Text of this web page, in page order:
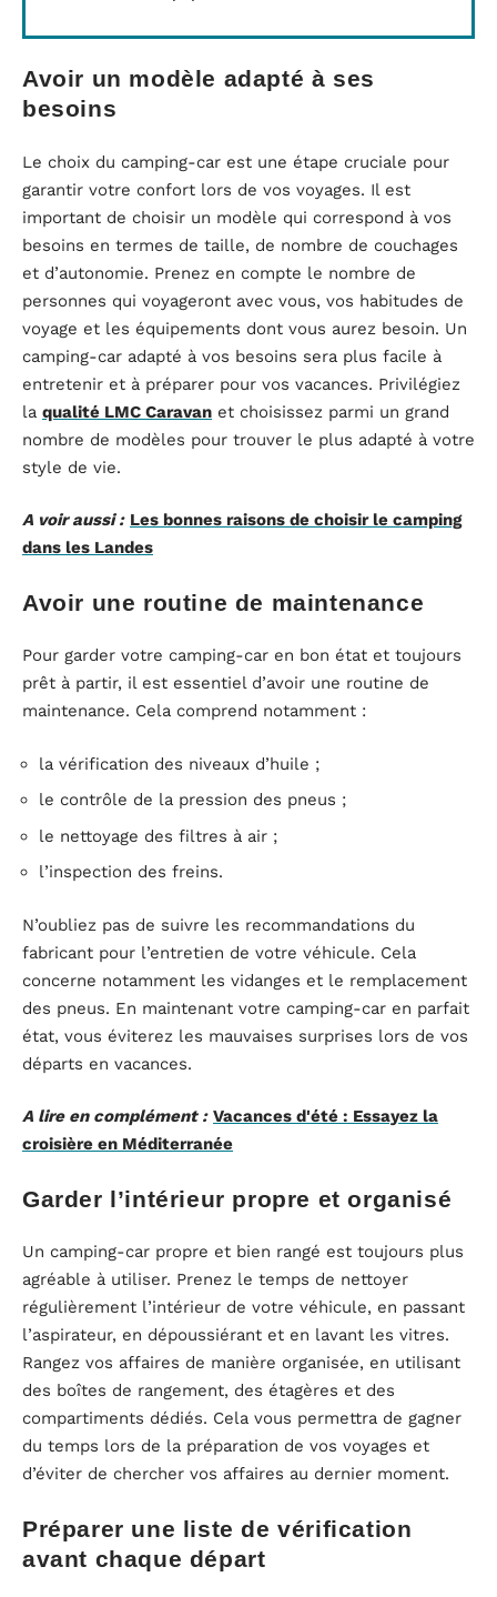
Avoir un modèle adapté à ses
besoins
Le choix du camping-car est une étape cruciale pour
garantir votre confort lors de vos voyages. Il est
important de choisir un modèle qui correspond à vos
besoins en termes de taille, de nombre de couchages
et d’autonomie. Prenez en compte le nombre de
personnes qui voyageront avec vous, vos habitudes de
voyage et les équipements dont vous aurez besoin. Un
camping-car adapté à vos besoins sera plus facile à
entretenir et à préparer pour vos vacances. Privilégiez
la qualité LMC Caravan et choisissez parmi un grand
nombre de modèles pour trouver le plus adapté à votre
style de vie.
A voir aussi : Les bonnes raisons de choisir le camping
dans les Landes
Avoir une routine de maintenance
Pour garder votre camping-car en bon état et toujours
prêt à partir, il est essentiel d’avoir une routine de
maintenance. Cela comprend notamment :
la vérification des niveaux d’huile ;
le contrôle de la pression des pneus ;
le nettoyage des filtres à air ;
l’inspection des freins.
N’oubliez pas de suivre les recommandations du
fabricant pour l’entretien de votre véhicule. Cela
concerne notamment les vidanges et le remplacement
des pneus. En maintenant votre camping-car en parfait
état, vous éviterez les mauvaises surprises lors de vos
départs en vacances.
A lire en complément : Vacances d'été : Essayez la
croisière en Méditerranée
Garder l’intérieur propre et organisé
Un camping-car propre et bien rangé est toujours plus
agréable à utiliser. Prenez le temps de nettoyer
régulièrement l’intérieur de votre véhicule, en passant
l’aspirateur, en dépoussiérant et en lavant les vitres.
Rangez vos affaires de manière organisée, en utilisant
des boîtes de rangement, des étagères et des
compartiments dédiés. Cela vous permettra de gagner
du temps lors de la préparation de vos voyages et
d’éviter de chercher vos affaires au dernier moment.
Préparer une liste de vérification
avant chaque départ